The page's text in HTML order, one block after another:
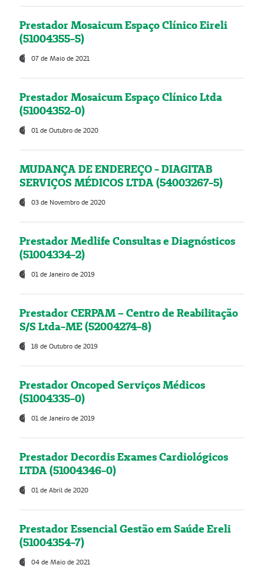
Prestador Mosaicum Espaço Clínico Eireli
(51004355-5)
07 de Maio de 2021
Prestador Mosaicum Espaço Clínico Ltda
(51004352-0)
01 de Outubro de 2020
MUDANÇA DE ENDEREÇO - DIAGITAB
SERVIÇOS MÉDICOS LTDA (54003267-5)
03 de Novembro de 2020
Prestador Medlife Consultas e Diagnósticos
(51004334-2)
01 de Janeiro de 2019
Prestador CERPAM – Centro de Reabilitação
S/S Ltda-ME (52004274-8)
18 de Outubro de 2019
Prestador Oncoped Serviços Médicos
(51004335-0)
01 de Janeiro de 2019
Prestador Decordis Exames Cardiológicos
LTDA (51004346-0)
01 de Abril de 2020
Prestador Essencial Gestão em Saúde Ereli
(51004354-7)
04 de Maio de 2021